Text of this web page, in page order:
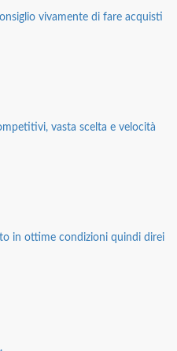
vivamente di fare acquisti
vasta scelta e velocità
in ottime condizioni quindi direi